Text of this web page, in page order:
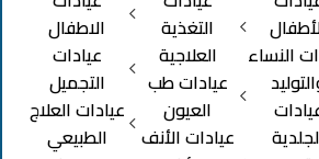
النساء
التغذية
العلاجية
عيادات طب
العيون
عيادات الأنف
الاطفال
عيادات
التجميل
عيادات العلاج
الطبيعي